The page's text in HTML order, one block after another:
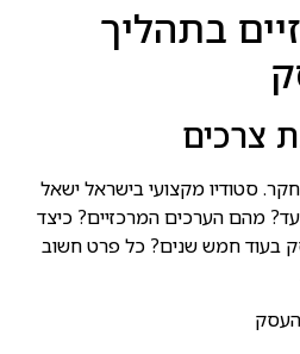
בתהליך
צרכים
סטודיו מקצועי בישראל ישאל
מהם הערכים המרכזיים? כיצד
בעוד חמש שנים? כל פרט חשוב